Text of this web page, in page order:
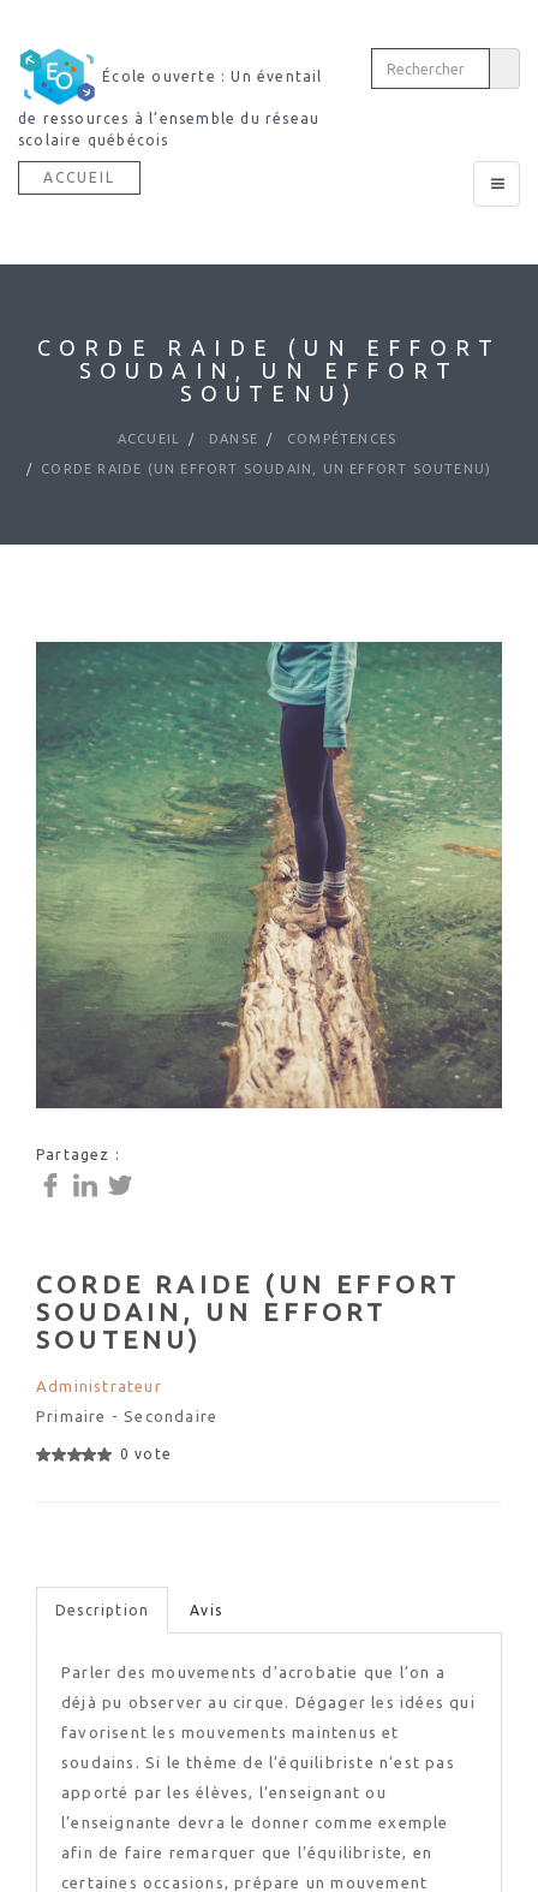
École ouverte : Un éventail
de ressources à l’ensemble du réseau
scolaire québécois
Toggle
ACCUEIL
CORDE RAIDE (UN EFFORT
SOUDAIN, UN EFFORT
SOUTENU)
ACCUEIL DANSE COMPÉTENCES
CORDE RAIDE (UN EFFORT SOUDAIN, UN EFFORT SOUTENU)
Partagez :
CORDE RAIDE (UN EFFORT
SOUDAIN, UN EFFORT
SOUTENU)
Administrateur
Primaire - Secondaire
0 vote
Description Avis
Parler des mouvements d’acrobatie que l’on a
déjà pu observer au cirque. Dégager les idées qui
favorisent les mouvements maintenus et
soudains. Si le thème de l’équilibriste n’est pas
apporté par les élèves, l’enseignant ou
l’enseignante devra le donner comme exemple
afin de faire remarquer que l’équilibriste, en
certaines occasions, prépare un mouvement